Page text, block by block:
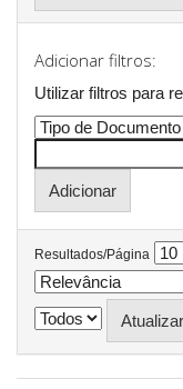
Adicionar filtros:
Utilizar filtros para
Resultados/Página